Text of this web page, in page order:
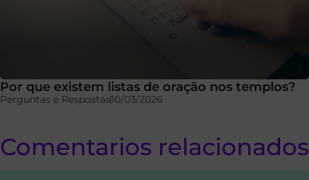
Por que existem listas de oração nos templos?
Perguntas e Respostas10/03/2026
Comentarios relacionados